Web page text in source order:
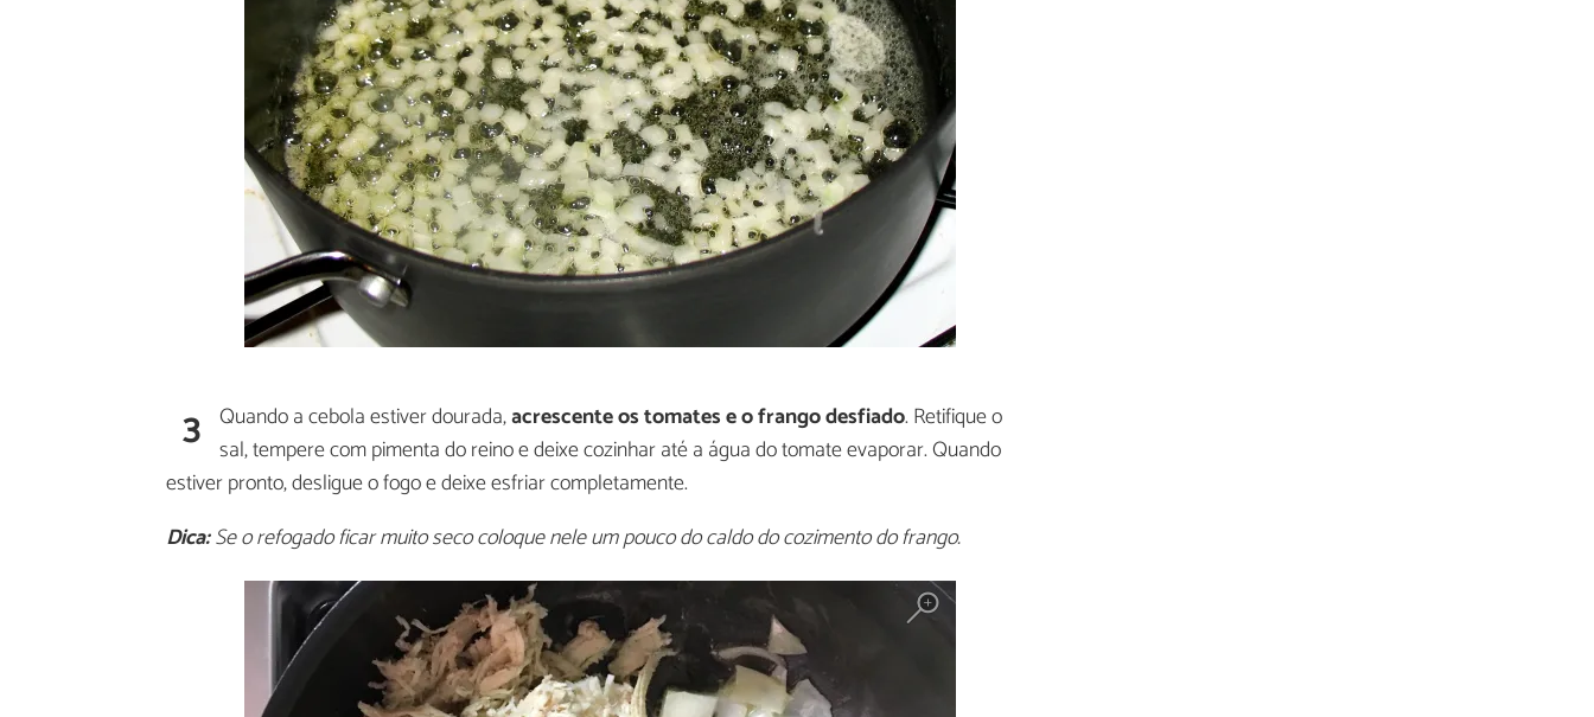
3 Quando a cebola estiver dourada,acrescente os tomates e o frango desfiado. Retifique o
sal, tempere com pimenta do reino e deixe cozinhar até a água do tomate evaporar. Quando
estiver pronto, desligue o fogo e deixe esfriar completamente.
Dica:Se o refogado ficar muito seco coloque nele um pouco do caldo do cozimento do frango.